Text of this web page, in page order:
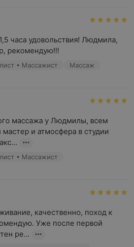
часа удовольствия! Людмила,
рекомендую!!!
• Массажист
Массаж
массажа у Людмилы, всем
и атмосфера в студии
• Массажист
качественно, поход к
Уже после первой
ре...